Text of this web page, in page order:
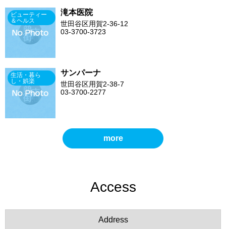
ビューティー
＆ヘルス
滝本医院
世田谷区用賀2-36-12
03-3700-3723
生活・暮ら
し・娯楽
サンパーナ
世田谷区用賀2-38-7
03-3700-2277
more
Access
Address